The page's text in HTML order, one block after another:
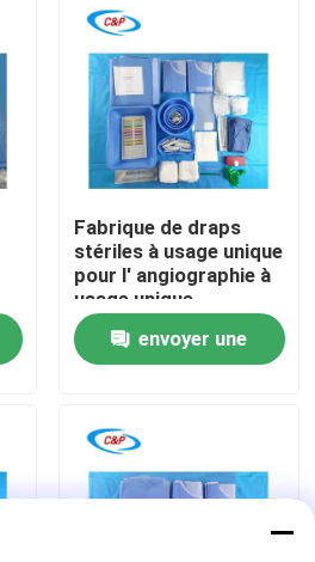
Fabrique de draps
stériles à usage unique
pour l' angiographie à
usage unique
envoyer une